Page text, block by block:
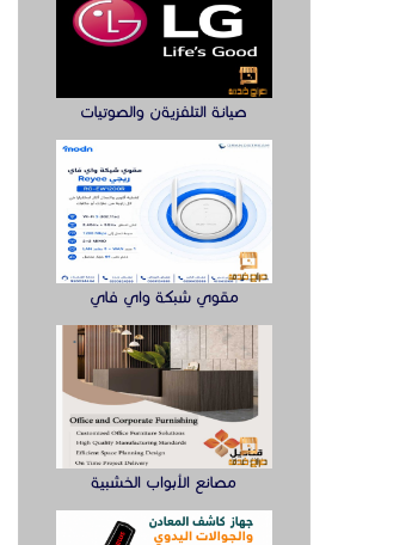
صيانة التلفزيةن والصوتيات
مقوي شبكة واي فاي
مصانع الأبواب الخشبية